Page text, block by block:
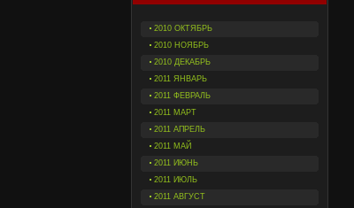
2010 ОКТЯБРЬ
2010 НОЯБРЬ
2010 ДЕКАБРЬ
2011 ЯНВАРЬ
2011 ФЕВРАЛЬ
2011 МАРТ
2011 АПРЕЛЬ
2011 МАЙ
2011 ИЮНЬ
2011 ИЮЛЬ
2011 АВГУСТ